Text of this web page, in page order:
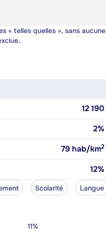
« telles quelles », sans aucune
12 190
2%
79 hab/km2
12%
Scolarité Langue
11%